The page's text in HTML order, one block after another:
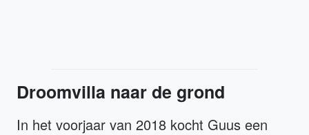
Droomvilla naar de grond
In het voorjaar van 2018 kocht Guus een